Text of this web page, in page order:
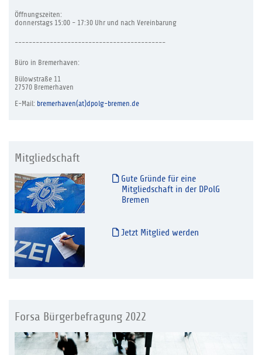
Öffnungszeiten:
donnerstags 15:00 - 17:30 Uhr und nach Vereinbarung
-------------------------------------------
Büro in Bremerhaven:
Bülowstraße 11
27570 Bremerhaven
E-Mail: bremerhaven(at)dpolg-bremen.de
Mitgliedschaft
Gute Gründe für eine
Mitgliedschaft in der DPolG
Bremen
Jetzt Mitglied werden
Forsa Bürgerbefragung 2022